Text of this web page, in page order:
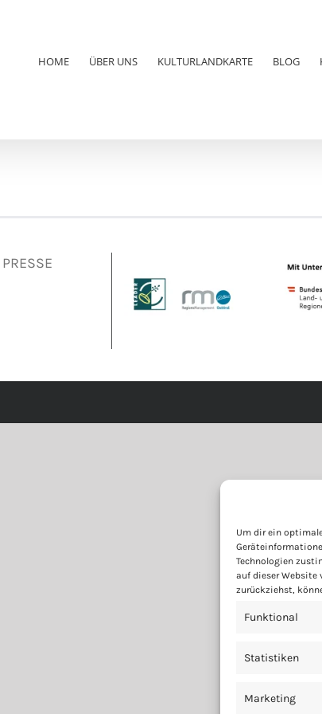
Um dir ein
Technologien
auf dieser Website
zurückziehst,
Funktional
Statistiken
Marketing
HOME ÜBER UNS KULTURLANDKARTE BLOG
PRESSE